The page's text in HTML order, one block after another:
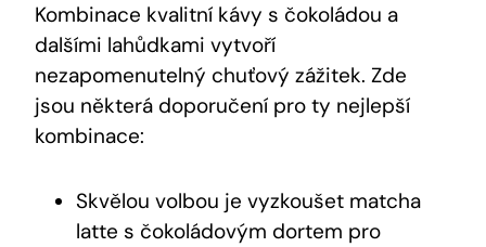
Kombinace kvalitní kávy s čokoládou a
dalšími lahůdkami vytvoří
nezapomenutelný chuťový zážitek. Zde
jsou některá doporučení pro ty nejlepší
kombinace:
Skvělou volbou je vyzkoušet matcha
latte s čokoládovým dortem pro